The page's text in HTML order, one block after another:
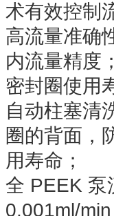
术有效控制
高流量准确
内流量精度
密封圈使用
自动柱塞清
圈的背面，
用寿命；
全 PEEK 泵
0.001ml/